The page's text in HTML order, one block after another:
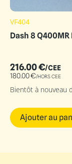
VF404
Dash 8
216.00€/CEE
180.00€/HORS CEE
Bientôt à nouveau
Ajouter au